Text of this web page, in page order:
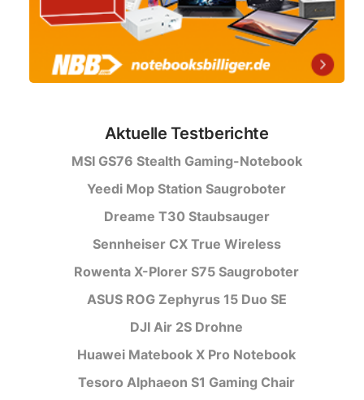
Aktuelle Testberichte
MSI GS76 Stealth Gaming-Notebook
Yeedi Mop Station Saugroboter
Dreame T30 Staubsauger
Sennheiser CX True Wireless
Rowenta X-Plorer S75 Saugroboter
ASUS ROG Zephyrus 15 Duo SE
DJI Air 2S Drohne
Huawei Matebook X Pro Notebook
Tesoro Alphaeon S1 Gaming Chair